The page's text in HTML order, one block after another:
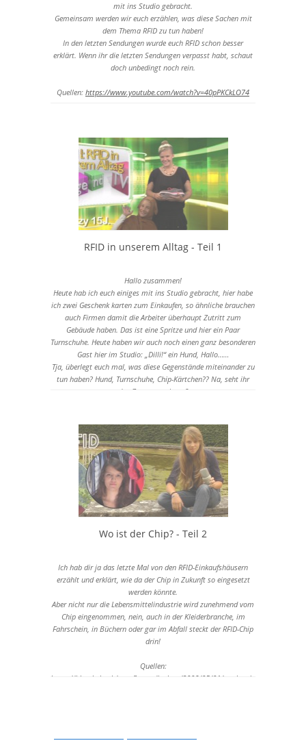
mit ins Studio gebracht.
Gemeinsam werden wir euch erzählen, was diese Sachen mit
dem Thema RFID zu tun haben!
In den letzten Sendungen wurde euch RFID schon besser
erklärt. Wenn ihr die letzten Sendungen verpasst habt, schaut
doch unbedingt noch rein.
Quellen: https://www.youtube.com/watch?v=40pPKCkLO74
RFID in unserem Alltag - Teil 1
Hallo zusammen!
Heute hab ich euch einiges mit ins Studio gebracht, hier habe
ich zwei Geschenk karten zum Einkaufen, so ähnliche brauchen
auch Firmen damit die Arbeiter überhaupt Zutritt zum
Gebäude haben. Das ist eine Spritze und hier ein Paar
Turnschuhe. Heute haben wir auch noch einen ganz besonderen
Gast hier im Studio: „Dilli!“ ein Hund, Hallo……
Tja, überlegt euch mal, was diese Gegenstände miteinander zu
tun haben? Hund, Turnschuhe, Chip-Kärtchen?? Na, seht ihr
den Zusammenhang?
https://www.youtube.com/watch?v=sL01GHSuDO4
Wo ist der Chip? - Teil 2
Ich hab dir ja das letzte Mal von den RFID-Einkaufshäusern
erzählt und erklärt, wie da der Chip in Zukunft so eingesetzt
werden könnte.
Aber nicht nur die Lebensmittelindustrie wird zunehmend vom
Chip eingenommen, nein, auch in der Kleiderbranche, im
Fahrschein, in Büchern oder gar im Abfall steckt der RFID-Chip
drin!
Quellen:
https://blog.hslu.ch/outofhomedisplays/2008/05/01/testbereich-